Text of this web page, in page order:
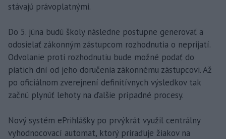
stávajú právoplatnými.
Do 5. júna budú školy následne postupne generovať a
odosielať zákonným zástupcom rozhodnutia o neprijatí.
Odvolanie proti rozhodnutiu bude možné podať do
piatich dní od jeho doručenia zákonnému zástupcovi. Až
po oficiálnom zverejnení definitívnych výsledkov tak
začnú plynúť lehoty na ďalšie prípadné procesy.
Nový systém ePrihlášky po prvýkrát využil centrálny
vyhodnocovací automat, ktorý priraďuje žiakov na